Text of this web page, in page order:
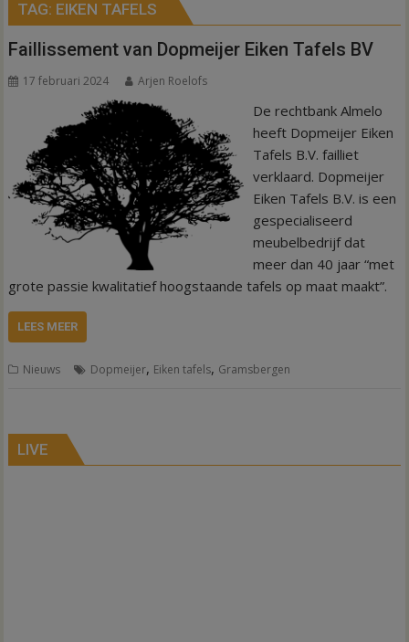
TAG: EIKEN TAFELS
Faillissement van Dopmeijer Eiken Tafels BV
17 februari 2024 Arjen Roelofs
De rechtbank Almelo
heeft Dopmeijer Eiken
Tafels B.V. failliet
verklaard. Dopmeijer
Eiken Tafels B.V. is een
gespecialiseerd
meubelbedrijf dat
meer dan 40 jaar “met
grote passie kwalitatief hoogstaande tafels op maat maakt”.
LEES MEER
Nieuws Dopmeijer, Eiken tafels, Gramsbergen
LIVE